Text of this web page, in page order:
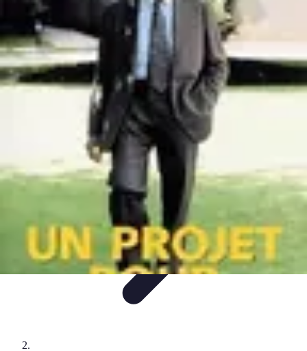
Projets Matures
Gestion de projet
Gestion des Parties Prenantes
Gestion de
projetsGestion de Projet Comparatifs
Projets Matures